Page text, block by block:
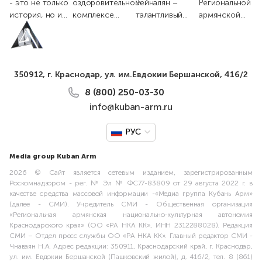
Фильм бонус
- это не только
история, но и
искусство,
которое
способно
глубокие
Краснодар
оздоровительном
комплексе
пр...
Зейналян –
талантливый
каждым днём.
Тексты его
Миносяна с
Днём
Региональной
армянской
края Артём
350912, г. Краснодар, ул. им.Евдокии Бершанской, 416/2
8 (800) 250-03-30
info@kuban-arm.ru
РУС
Media group Kuban Arm
2026 © Сайт является сетевым изданием, зарегистрированным
Роскомнадзором - рег. № Эл № ФС77-83809 от 29 августа 2022 г. в
качестве средства массовой информации -«Медиа группа Кубань Арм»
(далее - СМИ). Учредитель СМИ - Общественная организация
«Региональная армянская национально-культурная автономия
Краснодарского края» (ОО «РА НКА КК», ИНН 2312288028). Редакция
СМИ – Отдел пресс службы ОО «РА НКА КК». Главный редактор СМИ -
Чнаваян Н.А. Адрес редакции: 350911, Краснодарский край, г. Краснодар,
ул. им. Евдокии Бершанской (Пашковский жилой), д. 416/2, тел. 8 (861)